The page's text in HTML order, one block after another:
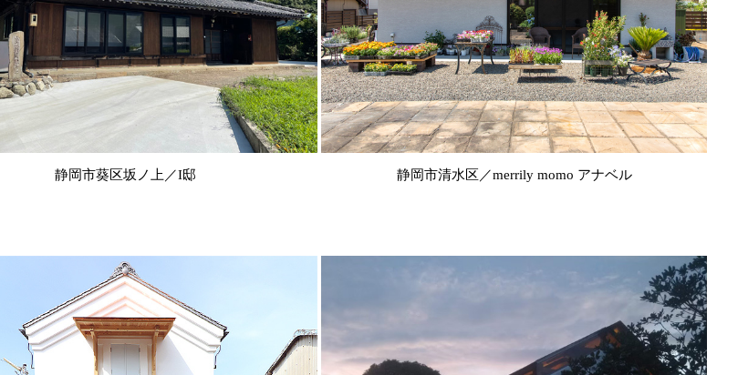
静岡市葵区坂ノ上／I邸 静岡市清水区／merrily momo アナベル